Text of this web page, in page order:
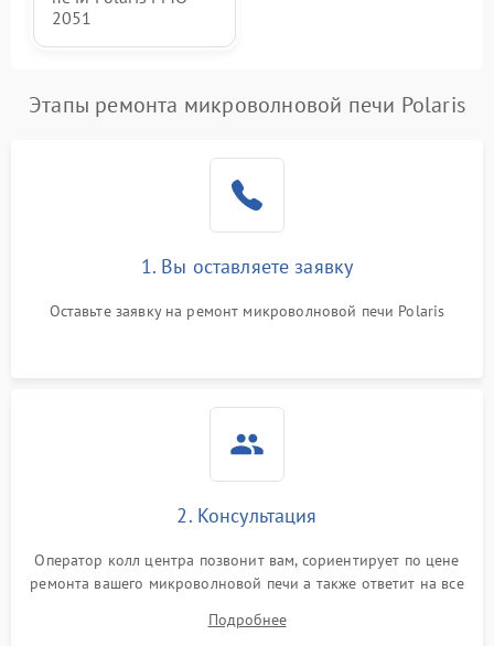
2051
Этапы ремонта микроволновой печи Polaris
1. Вы оставляете заявку
Оставьте заявку на ремонт микроволновой печи Polaris
2. Консультация
Оператор колл центра позвонит вам, сориентирует по цене
ремонта вашего микроволновой печи а также ответит на все
Подробнее